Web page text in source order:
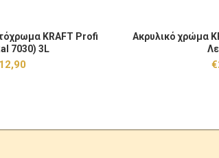
KRAFT Profi Γκρι (Ral 7030) 3L ποσότητα
ΣΤΟ ΚΑΛΆΘΙ
KRAFT Profi
7030) 3L
12,90
Ακρυλικό χρώμα
Ακρυλικό χρώμα
€